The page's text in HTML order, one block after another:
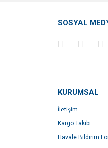
SOSYAL
KURUMSAL
İletişim
Kargo Takibi
Havale Bildirim